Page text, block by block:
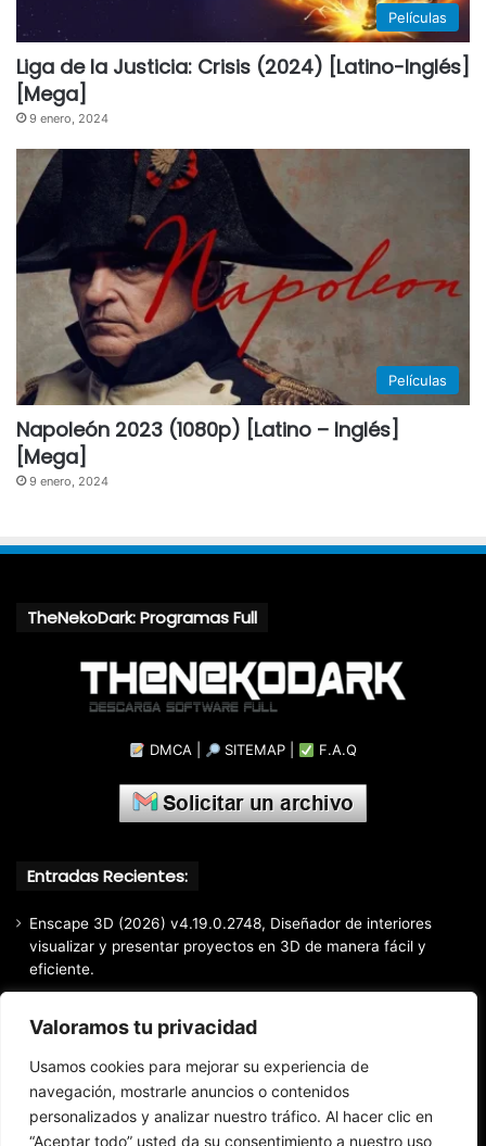
Valoramos tu privacidad
Usamos cookies para mejorar su experiencia de
navegación, mostrarle anuncios o contenidos
personalizados y analizar nuestro tráfico. Al hacer clic en
“Aceptar todo” usted da su consentimiento a nuestro uso
Películas
Liga de la Justicia: Crisis (2024) [Latino-Inglés]
[Mega]
9 enero, 2024
Películas
Napoleón 2023 (1080p) [Latino – Inglés]
[Mega]
9 enero, 2024
TheNekoDark: Programas Full
DMCA| SITEMAP F.A.Q
Entradas Recientes:
Enscape 3D (2026) v4.19.0.2748, Diseñador de interiores
visualizar y presentar proyectos en 3D de manera fácil y
eficiente.
EaseUS Partition Master Professional All Edition (2026)
v20.5.0 Build 202608010610, Crear y modificar particiones
fácil y rápido
EaseUS Todo Backup Home 2025 v16.3.1, Respaldo y
recuperación de archivos confiable